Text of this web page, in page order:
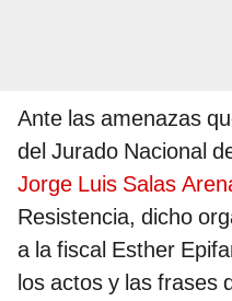
Ante las amenazas
del Jurado Nacional
Jorge Luis Salas
Resistencia, dicho
a la fiscal Esther
los actos y las frases